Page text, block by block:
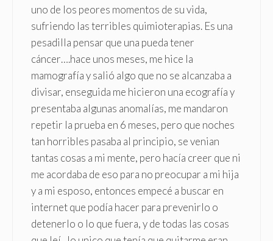
uno de los peores momentos de su vida,
sufriendo las terribles quimioterapias. Es una
pesadilla pensar que una pueda tener
cáncer….hace unos meses, me hice la
mamografía y salió algo que no se alcanzaba a
divisar, enseguida me hicieron una ecografía y
presentaba algunas anomalías, me mandaron
repetir la prueba en 6 meses, pero que noches
tan horribles pasaba al principio, se venian
tantas cosas a mi mente, pero hacía creer que ni
me acordaba de eso para no preocupar a mi hija
y a mi esposo, entonces empecé a buscar en
internet que podía hacer para prevenirlo o
detenerlo o lo que fuera, y de todas las cosas